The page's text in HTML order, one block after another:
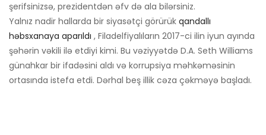
şerifsinizsə, prezidentdən əfv də ala bilərsiniz.
Yalnız nadir hallarda bir siyasətçi görürük qandallı
həbsxanaya aparıldı , Filadelfiyalıların 2017-ci ilin iyun ayında
şəhərin vəkili ilə etdiyi kimi. Bu vəziyyətdə D.A. Seth Williams
günahkar bir ifadəsini aldı və korrupsiya məhkəməsinin
ortasında istefa etdi. Dərhal beş illik cəza çəkməyə başladı.